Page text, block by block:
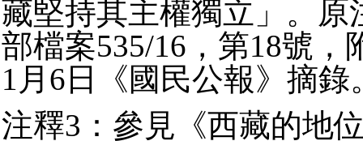
藏堅持其主權獨立」。原
部檔案535/16，第18號，
1月6日《國民公報》摘錄
注釋3：參見《西藏的地